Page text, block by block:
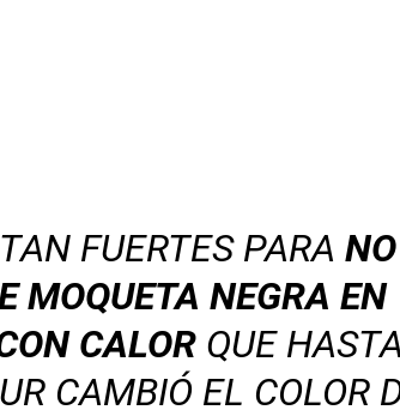
FUERTES PARA NO
MOQUETA NEGRA EN
CALOR QUE HASTA
CAMBIÓ EL COLOR